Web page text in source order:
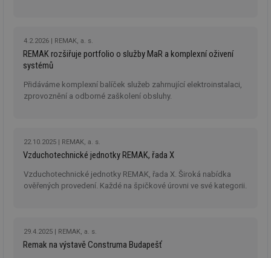
4.2.2026 REMAK, a. s.
REMAK rozšiřuje portfolio o služby MaR a komplexní oživení
systémů
Přidáváme komplexní balíček služeb zahrnující elektroinstalaci,
zprovoznění a odborné zaškolení obsluhy.
22.10.2025 REMAK, a. s.
Vzduchotechnické jednotky REMAK, řada X
Vzduchotechnické jednotky REMAK, řada X. Široká nabídka
ověřených provedení. Každé na špičkové úrovni ve své kategorii.
29.4.2025 REMAK, a. s.
Remak na výstavě Construma Budapešť